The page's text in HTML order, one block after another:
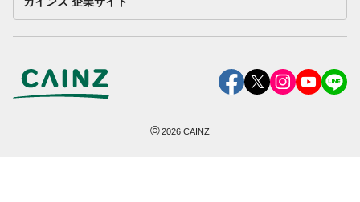
©2026 CAINZ